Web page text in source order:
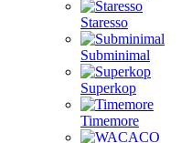
Staresso
Subminimal
Superkop
Timemore